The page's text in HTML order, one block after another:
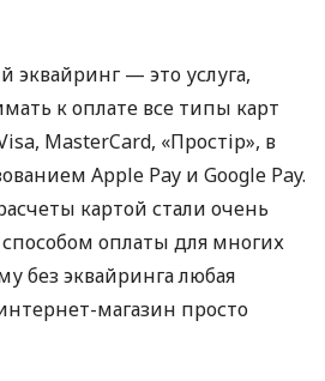
— это услуга,
к оплате все типы карт
MasterCard, «Простір», в
Apple Pay и Google Pay.
картой стали очень
оплаты для многих
без эквайринга любая
магазин просто